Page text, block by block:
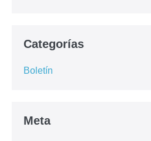
Categorías
Boletín
Meta